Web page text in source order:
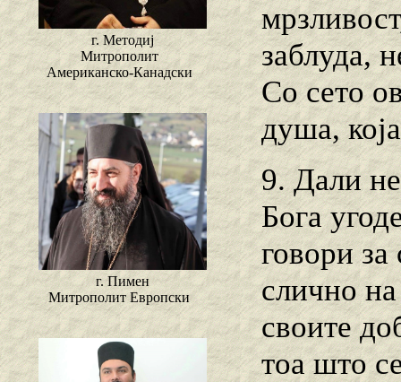
г. Методиј
Митрополит
Американско-Канадски
г. Пимен
Митрополит Европски
заблуда,
Со сето
душа,
9. Дали
Бога
говори
слично
своите
тоа што